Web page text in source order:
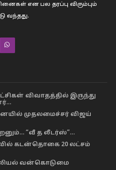
என பல தரப்பு விரும்பும்
வந்தது.
விவாதத்தில் இருந்து
முதலமைச்சர் விஜய்
“வீ த லீடர்ஸ்”…
கடன்தொகை 20 லட்சம்
வன்கொடுமை